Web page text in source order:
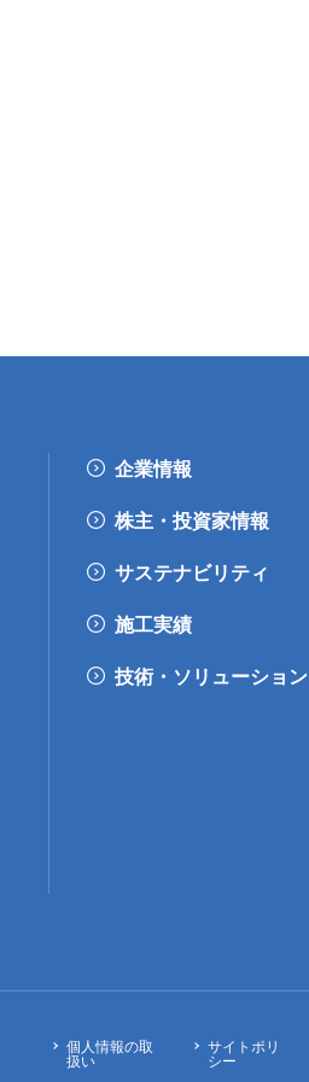
企業情報
株主・投資家情報
サステナビリティ
施工実績
技術・ソリューション
個人情報の取
扱い
サイトポリ
シー